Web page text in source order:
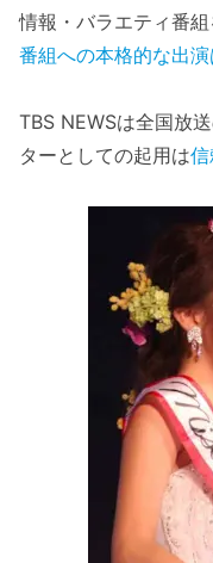
情報・バラエティ番組
番組への本格的な出
TBS NEWSは全国放
ターとしての起用は